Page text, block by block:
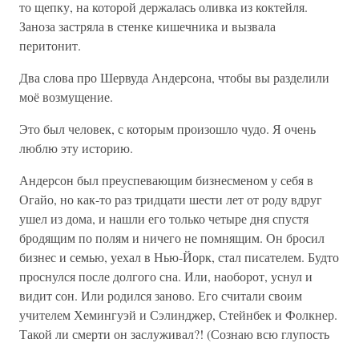
то щепку, на которой держалась оливка из коктейля.
Заноза застряла в стенке кишечника и вызвала
перитонит.
Два слова про Шервуда Андерсона, чтобы вы разделили
моё возмущение.
Это был человек, с которым произошло чудо. Я очень
люблю эту историю.
Андерсон был преуспевающим бизнесменом у себя в
Огайо, но как-то раз тридцати шести лет от роду вдруг
ушел из дома, и нашли его только четыре дня спустя
бродящим по полям и ничего не помнящим. Он бросил
бизнес и семью, уехал в Нью-Йорк, стал писателем. Будто
проснулся после долгого сна. Или, наоборот, уснул и
видит сон. Или родился заново. Его считали своим
учителем Хемингуэй и Сэлинджер, Стейнбек и Фолкнер.
Такой ли смерти он заслуживал?! (Сознаю всю глупость